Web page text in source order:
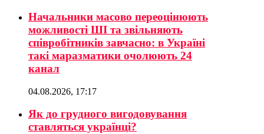
Начальники масово переоцінюють
можливості ШІ та звільняють
співробітників завчасно: в Україні
такі маразматики очолюють 24
канал
04.08.2026, 17:17
Як до грудного вигодовування
ставляться українці?